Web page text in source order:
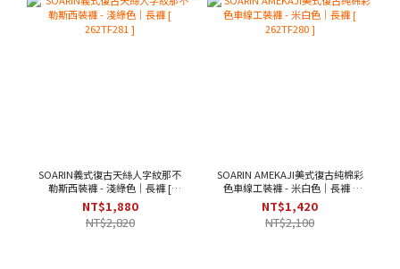
SOARIN義式復古天絲人字紋那不
勒斯西裝褲 - 淺綠色｜長褲 [
262TF281 ]
NT$1,880
NT$2,820
SOARIN AMEKAJI美式復古純棉彩
色車線工裝褲 - 米白色｜長褲 [
262TF280 ]
NT$1,420
NT$2,100